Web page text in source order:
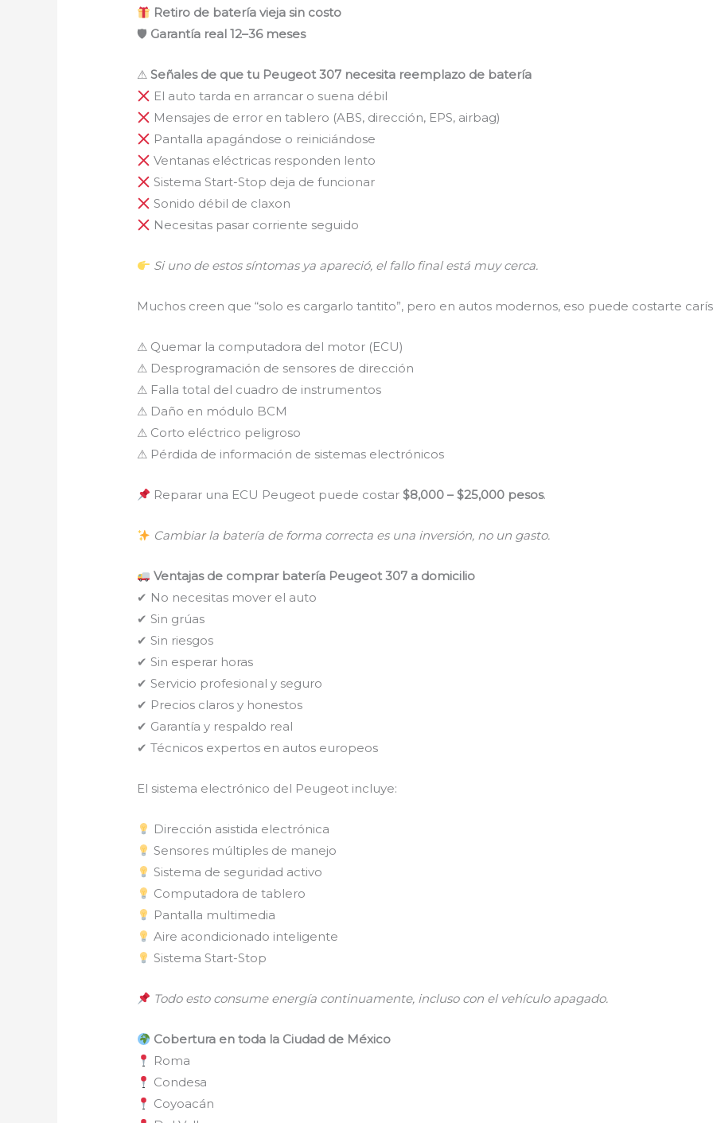
Retiro de batería vieja sin costo
🛡 Garantía real 12–36 meses
⚠Señales de que tu Peugeot 307 necesita reemplazo de batería
El auto tarda en arrancar o suena débil
Mensajes de error en tablero (ABS, dirección, EPS, airbag)
Pantalla apagándose o reiniciándose
Ventanas eléctricas responden lento
Sistema Start-Stop deja de funcionar
Sonido débil de claxon
Necesitas pasar corriente seguido
Si uno de estos síntomas ya apareció, el fallo final está muy cerca.
Muchos creen que “solo es cargarlo tantito”, pero en autos modernos, eso puede costarte
⚠ Quemar la computadora del motor (ECU)
⚠ Desprogramación de sensores de dirección
⚠ Falla total del cuadro de instrumentos
⚠ Daño en módulo BCM
⚠ Corto eléctrico peligroso
⚠ Pérdida de información de sistemas electrónicos
Reparar una ECU Peugeot puede costar$8,000 – $25,000 pesos.
Cambiar la batería de forma correcta es una inversión, no un gasto.
Ventajas de comprar batería Peugeot 307 a domicilio
✔ No necesitas mover el auto
✔ Sin grúas
✔ Sin riesgos
✔ Sin esperar horas
✔ Servicio profesional y seguro
✔ Precios claros y honestos
✔ Garantía y respaldo real
✔ Técnicos expertos en autos europeos
El sistema electrónico del Peugeot incluye:
Dirección asistida electrónica
Sensores múltiples de manejo
Sistema de seguridad activo
Computadora de tablero
Pantalla multimedia
Aire acondicionado inteligente
Sistema Start-Stop
Todo esto consume energía continuamente, incluso con el vehículo apagado.
Cobertura en toda la Ciudad de México
Roma
Condesa
Coyoacán